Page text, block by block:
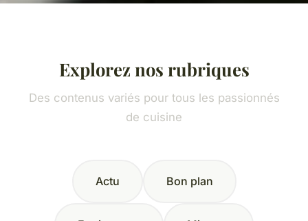
Explorez nos rubriques
Des contenus variés pour tous les passionnés
de cuisine
Actu Bon plan